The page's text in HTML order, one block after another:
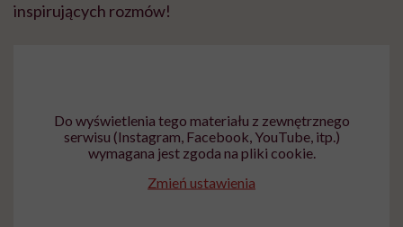
inspirujących rozmów!
Do wyświetlenia tego materiału z zewnętrznego
serwisu (Instagram, Facebook, YouTube, itp.)
wymagana jest zgoda na pliki cookie.
Zmień ustawienia